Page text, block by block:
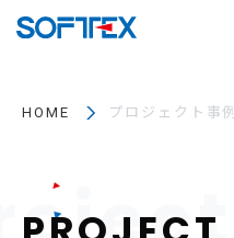
ソフトテックスとは
HOME プロジェクト事例